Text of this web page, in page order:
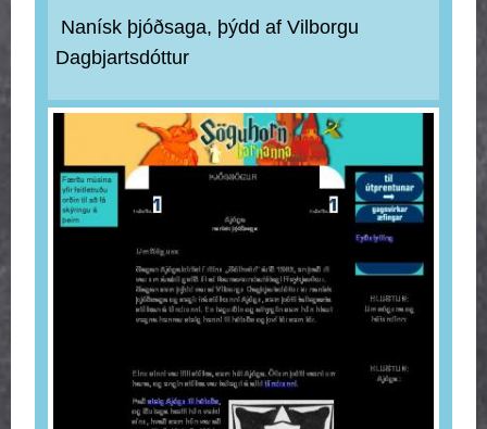
Nanísk þjóðsaga, þýdd af Vilborgu
Dagbjartsdóttur